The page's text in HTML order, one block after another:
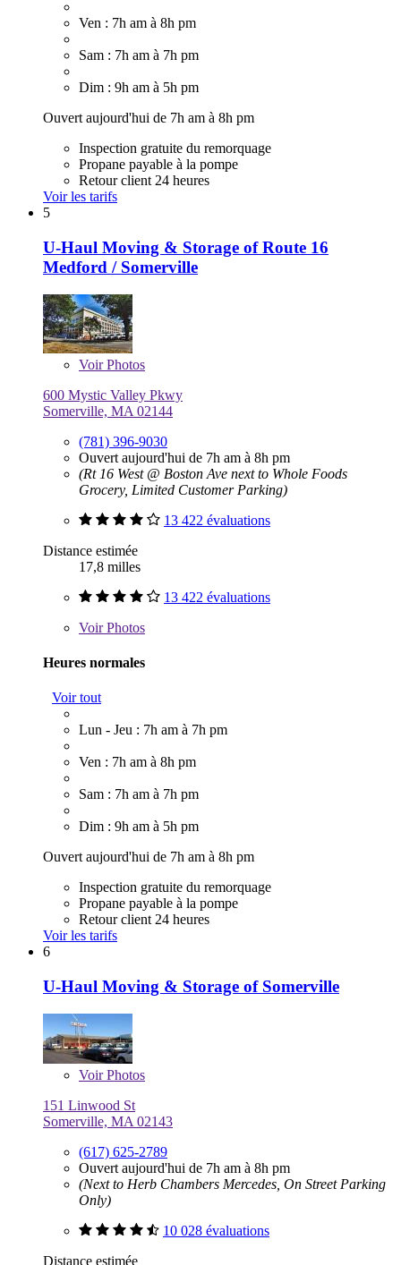
Ven : 7h am à 8h pm
Sam : 7h am à 7h pm
Dim : 9h am à 5h pm
Ouvert aujourd'hui de 7h am à 8h pm
Inspection gratuite du remorquage
Propane payable à la pompe
Retour client 24 heures
Voir les tarifs
5
U-Haul Moving & Storage of Route 16
Medford / Somerville
VoirPhotos
600 Mystic Valley Pkwy
Somerville, MA 02144
(781) 396-9030
Ouvert aujourd'hui de 7h am à 8h pm
(Rt 16 West @ Boston Ave next to Whole Foods
Grocery, Limited Customer Parking)
13 422 évaluations
Distance estimée
17,8 milles
13 422 évaluations
VoirPhotos
Heures normales
Voir tout
Lun - Jeu : 7h am à 7h pm
Ven : 7h am à 8h pm
Sam : 7h am à 7h pm
Dim : 9h am à 5h pm
Ouvert aujourd'hui de 7h am à 8h pm
Inspection gratuite du remorquage
Propane payable à la pompe
Retour client 24 heures
Voir les tarifs
6
U-Haul Moving & Storage of Somerville
VoirPhotos
151 Linwood St
Somerville, MA 02143
(617) 625-2789
Ouvert aujourd'hui de 7h am à 8h pm
(Next to Herb Chambers Mercedes, On Street Parking
Only)
10 028 évaluations
Distance estimée